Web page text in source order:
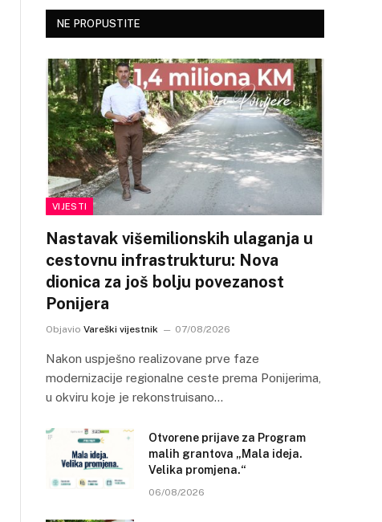
NE PROPUSTITE
VIJESTI
Nastavak višemilionskih ulaganja u
cestovnu infrastrukturu: Nova
dionica za još bolju povezanost
Ponijera
Objavio Vareški vijestnik 07/08/2026
Nakon uspješno realizovane prve faze
modernizacije regionalne ceste prema Ponijerima,
u okviru koje je rekonstruisano…
Otvorene prijave za Program
malih grantova „Mala ideja.
Velika promjena.“
06/08/2026